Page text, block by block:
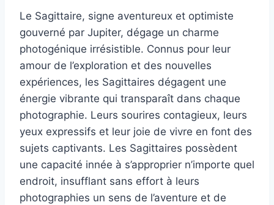
Le Sagittaire, signe aventureux et optimiste
gouverné par Jupiter, dégage un charme
photogénique irrésistible. Connus pour leur
amour de l’exploration et des nouvelles
expériences, les Sagittaires dégagent une
énergie vibrante qui transparaît dans chaque
photographie. Leurs sourires contagieux, leurs
yeux expressifs et leur joie de vivre en font des
sujets captivants. Les Sagittaires possèdent
une capacité innée à s’approprier n’importe quel
endroit, insufflant sans effort à leurs
photographies un sens de l’aventure et de